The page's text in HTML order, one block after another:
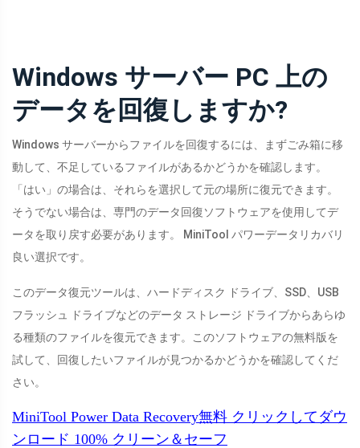
Windows サーバー PC 上の
データを回復しますか?
Windows サーバーからファイルを回復するには、まずごみ箱に移
動して、不足しているファイルがあるかどうかを確認します。
「はい」の場合は、それらを選択して元の場所に復元できます。
そうでない場合は、専門のデータ回復ソフトウェアを使用してデ
ータを取り戻す必要があります。 MiniTool パワーデータリカバリ
良い選択です。
このデータ復元ツールは、ハードディスク ドライブ、SSD、USB
フラッシュ ドライブなどのデータ ストレージ ドライブからあらゆ
る種類のファイルを復元できます。このソフトウェアの無料版を
試して、回復したいファイルが見つかるかどうかを確認してくだ
さい。
MiniTool Power Data Recovery無料 クリックしてダウ
ンロード 100% クリーン＆セーフ